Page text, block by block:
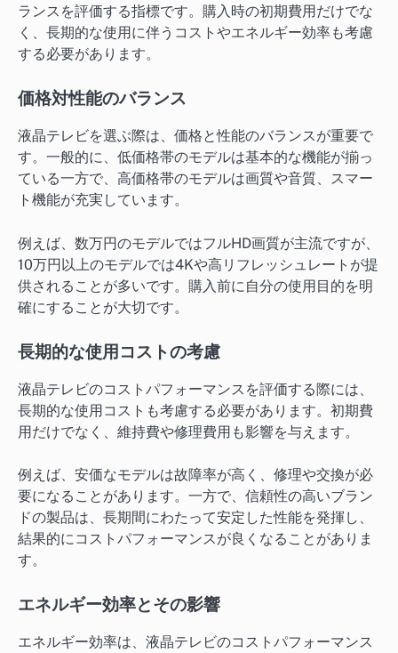
ランスを評価する指標です。購入時の初期費用だけでな
く、長期的な使用に伴うコストやエネルギー効率も考慮
する必要があります。
価格対性能のバランス
液晶テレビを選ぶ際は、価格と性能のバランスが重要で
す。一般的に、低価格帯のモデルは基本的な機能が揃っ
ている一方で、高価格帯のモデルは画質や音質、スマー
ト機能が充実しています。
例えば、数万円のモデルではフルHD画質が主流ですが、
10万円以上のモデルでは4Kや高リフレッシュレートが提
供されることが多いです。購入前に自分の使用目的を明
確にすることが大切です。
長期的な使用コストの考慮
液晶テレビのコストパフォーマンスを評価する際には、
長期的な使用コストも考慮する必要があります。初期費
用だけでなく、維持費や修理費用も影響を与えます。
例えば、安価なモデルは故障率が高く、修理や交換が必
要になることがあります。一方で、信頼性の高いブラン
ドの製品は、長期間にわたって安定した性能を発揮し、
結果的にコストパフォーマンスが良くなることがありま
す。
エネルギー効率とその影響
エネルギー効率は、液晶テレビのコストパフォーマンス